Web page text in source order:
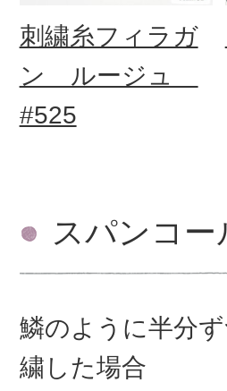
刺繍糸フィラガ
ン ルージュ
#525
スパンコ
鱗のように半分
繍した場合